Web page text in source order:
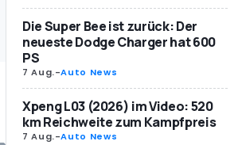
Die Super Bee ist zurück: Der
neueste Dodge Charger hat 600
PS
7 Aug.-Auto News
Xpeng L03 (2026) im Video: 520
km Reichweite zum Kampfpreis
7 Aug.-Auto News